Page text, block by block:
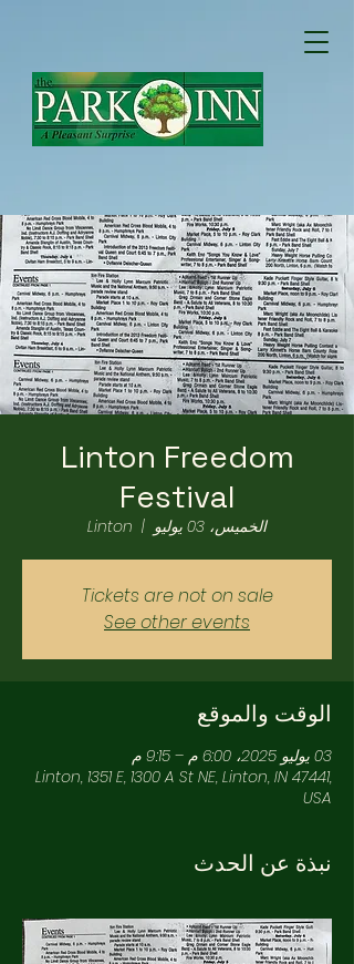
Linton Freedom
Festival
الخميس، 03 يوليو
  |
Linton
Tickets are not on sale
See other events
الوقت والموقع
03 يوليو 2025، 6:00 م – 9:15 م
Linton, 1351 E, 1300 A St NE, Linton, IN 47441,
USA
نبذة عن الحدث